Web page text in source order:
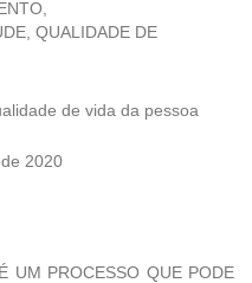
QUALIDADE DE
de vida da pessoa
2020
UM PROCESSO QUE PODE